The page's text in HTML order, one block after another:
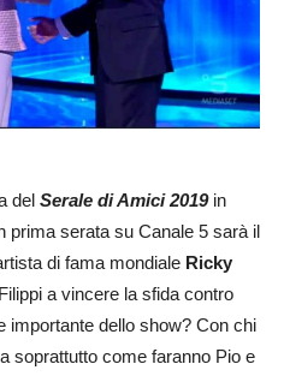
del Serale di Amici 2019in
prima serata su Canale 5 sarà il
di fama mondiale Ricky
a vincere la sfida contro
importante dello show? Con chi
soprattutto come faranno Pio e